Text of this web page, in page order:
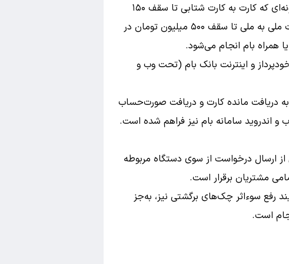
در حوزه کارت به کارت نیز خدمات در وضعیت پایدار قرار دارد؛ به‌گونه‌ای که کارت به کارت شتابی تا سقف ۱۵۰
میلیون تومان در قالب ۱۰ تراکنش ۱۵ میلیون‌تومانی و کارت به کارت ملی به ملی تا سقف ۵۰۰ میلیون تومان در
۱۰ گردش آخر کارت از خودپرداز و اینترنت بانک بام (تحت وب و
دریافت مانده کارت و دریافت صورت‌حساب
ارسال درخواست از سوی دستگاه مربوطه
مشتریان برقرار است.
رفع سوءاثر چک‌های برگشتی نیز، به‌جز
است.